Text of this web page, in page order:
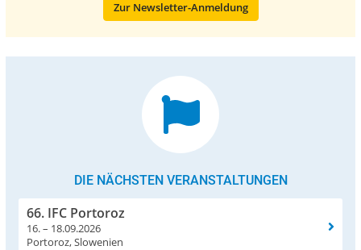
Zur Newsletter-Anmeldung
DIE NÄCHSTEN VERANSTALTUNGEN
66. IFC Portoroz
16. – 18.09.2026
Portoroz, Slowenien